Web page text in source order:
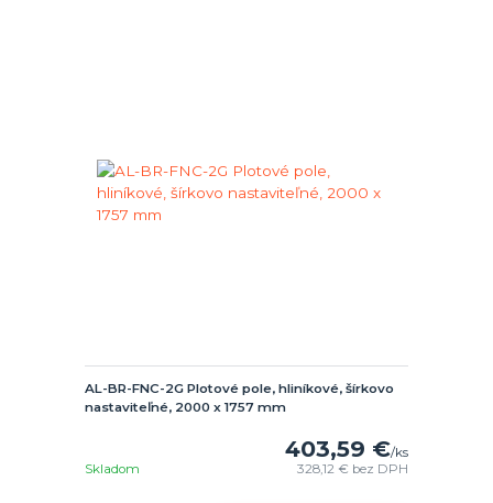
AL-BR-FNC-2G Plotové pole, hliníkové, šírkovo
nastaviteľné, 2000 x 1757 mm
403,59 €/ks
328,12 € bez DPH
Skladom